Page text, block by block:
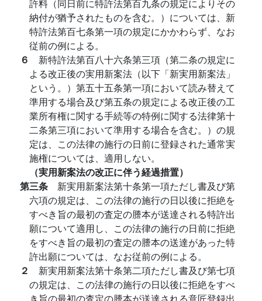
許料（同日前に特許法第百九条の規定によりその
納付が猶予されたものを含む。）については、新
特許法第百七条第一項の規定にかかわらず、なお
従前の例による。
６ 新特許法第百八十六条第三項（第二条の規定に
よる改正後の実用新案法（以下「新実用新案法」
という。）第五十五条第一項において読み替えて
準用する場合及び第五条の規定による改正後の工
業所有権に関する手続等の特例に関する法律第十
二条第三項において準用する場合を含む。）の規
定は、この法律の施行の日前に登録された通常実
施権については、適用しない。
（実用新案法の改正に伴う経過措置）
第三条 新実用新案法第十条第一項ただし書及び第
六項の規定は、この法律の施行の日以後に拒絶を
すべき旨の最初の査定の謄本が送達される特許出
願について適用し、この法律の施行の日前に拒絶
をすべき旨の最初の査定の謄本の送達があった特
許出願については、なお従前の例による。
２ 新実用新案法第十条第二項ただし書及び第七項
の規定は、この法律の施行の日以後に拒絶をすべ